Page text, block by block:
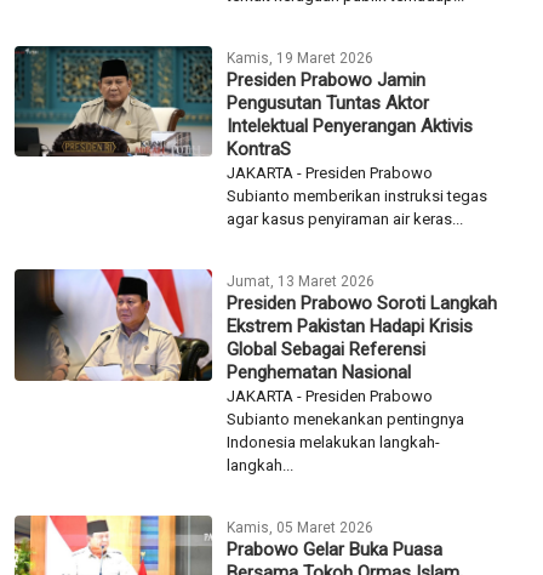
Kamis, 19 Maret 2026
Presiden Prabowo Jamin
Pengusutan Tuntas Aktor
Intelektual Penyerangan Aktivis
KontraS
JAKARTA - Presiden Prabowo
Subianto memberikan instruksi tegas
agar kasus penyiraman air keras...
Jumat, 13 Maret 2026
Presiden Prabowo Soroti Langkah
Ekstrem Pakistan Hadapi Krisis
Global Sebagai Referensi
Penghematan Nasional
JAKARTA - Presiden Prabowo
Subianto menekankan pentingnya
Indonesia melakukan langkah-
langkah...
Kamis, 05 Maret 2026
Prabowo Gelar Buka Puasa